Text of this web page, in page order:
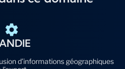
d’informations géographiques